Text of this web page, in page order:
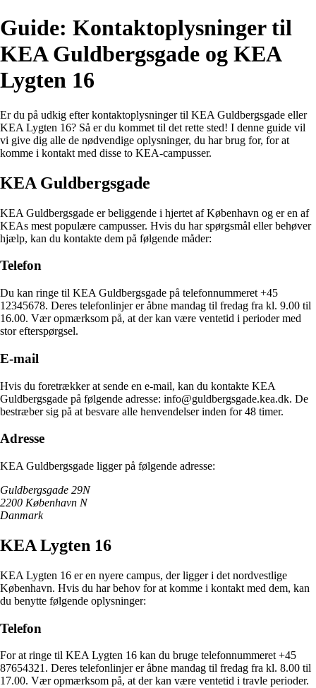
Guide: Kontaktoplysninger til
KEA Guldbergsgade og KEA
Lygten 16
Er du på udkig efter kontaktoplysninger til KEA Guldbergsgade eller
KEA Lygten 16? Så er du kommet til det rette sted! I denne guide vil
vi give dig alle de nødvendige oplysninger, du har brug for, for at
komme i kontakt med disse to KEA-campusser.
KEA Guldbergsgade
KEA Guldbergsgade er beliggende i hjertet af København og er en af
KEAs mest populære campusser. Hvis du har spørgsmål eller behøver
hjælp, kan du kontakte dem på følgende måder:
Telefon
Du kan ringe til KEA Guldbergsgade på telefonnummeret +45
12345678. Deres telefonlinjer er åbne mandag til fredag fra kl. 9.00 til
16.00. Vær opmærksom på, at der kan være ventetid i perioder med
stor efterspørgsel.
E-mail
Hvis du foretrækker at sende en e-mail, kan du kontakte KEA
Guldbergsgade på følgende adresse: info@guldbergsgade.kea.dk. De
bestræber sig på at besvare alle henvendelser inden for 48 timer.
Adresse
KEA Guldbergsgade ligger på følgende adresse:
Guldbergsgade 29N
2200 København N
Danmark
KEA Lygten 16
KEA Lygten 16 er en nyere campus, der ligger i det nordvestlige
København. Hvis du har behov for at komme i kontakt med dem, kan
du benytte følgende oplysninger:
Telefon
For at ringe til KEA Lygten 16 kan du bruge telefonnummeret +45
87654321. Deres telefonlinjer er åbne mandag til fredag fra kl. 8.00 til
17.00. Vær opmærksom på, at der kan være ventetid i travle perioder.